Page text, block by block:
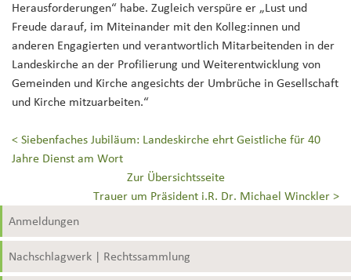
Anmeldungen
Nachschlagwerk | Rechtssammlung
Herausforderungen“ habe. Zugleich verspüre er „Lust und
Freude darauf, im Miteinander mit den Kolleg:innen und
anderen Engagierten und verantwortlich Mitarbeitenden in der
Landeskirche an der Profilierung und Weiterentwicklung von
Gemeinden und Kirche angesichts der Umbrüche in Gesellschaft
und Kirche mitzuarbeiten.“
< Siebenfaches Jubiläum: Landeskirche ehrt Geistliche für 40
Jahre Dienst am Wort
Zur Übersichtsseite
Trauer um Präsident i.R. Dr. Michael Winckler >